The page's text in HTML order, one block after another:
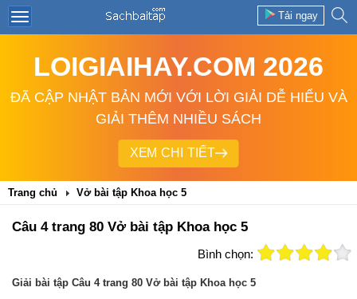
Tải ngay
LOIGIAIHAY.COM 2026
ĐÃ CẬP NHẬT BẢN MỚI VỚI LỜI GIẢI DỄ HIỂU VÀ
GIẢI THÊM NHIỀU SÁCH
XEM CHI TIẾT
Trang chủ Vở bài tập Khoa học 5
Câu 4 trang 80 Vở bài tập Khoa học 5
Bình chọn:
Giải bài tập Câu 4 trang 80 Vở bài tập Khoa học 5